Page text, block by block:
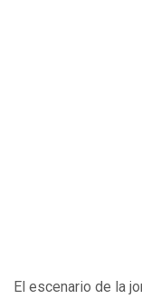
El escenario de la